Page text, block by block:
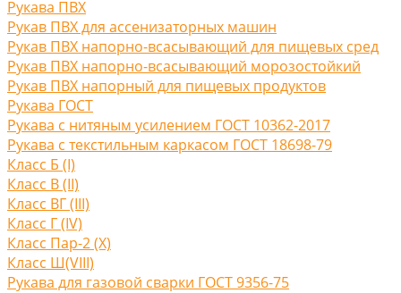
Рукава ПВХ
Рукав ПВХ для ассенизаторных машин
Рукав ПВХ напорно-всасывающий для пищевых сред
Рукав ПВХ напорно-всасывающий морозостойкий
Рукав ПВХ напорный для пищевых продуктов
Рукава ГОСТ
Рукава с нитяным усилением ГОСТ 10362-2017
Рукава с текстильным каркасом ГОСТ 18698-79
Класс Б (I)
Класс В (II)
Класс ВГ (III)
Класс Г (IV)
Класс Пар-2 (X)
Класс Ш(VIII)
Рукава для газовой сварки ГОСТ 9356-75